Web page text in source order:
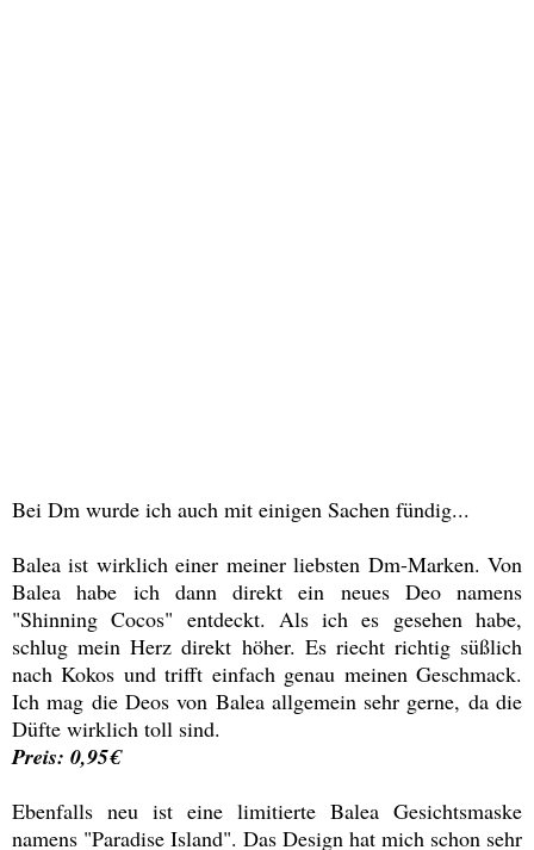
Bei Dm wurde ich auch mit einigen Sachen fündig...
Balea ist wirklich einer meiner liebsten Dm-Marken. Von
Balea habe ich dann direkt ein neues Deo namens
"Shinning Cocos" entdeckt. Als ich es gesehen habe,
schlug mein Herz direkt höher. Es riecht richtig süßlich
nach Kokos und trifft einfach genau meinen Geschmack.
Ich mag die Deos von Balea allgemein sehr gerne, da die
Düfte wirklich toll sind.
Preis: 0,95€
Ebenfalls neu ist eine limitierte Balea Gesichtsmaske
namens "Paradise Island". Das Design hat mich schon sehr